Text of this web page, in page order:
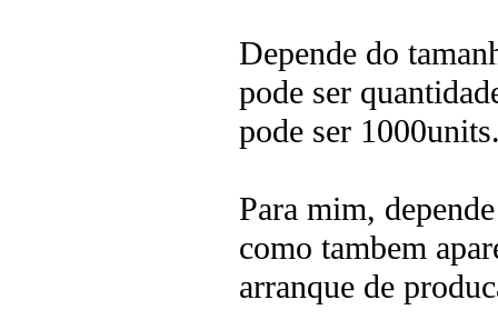
Depende do
pode ser
pode ser
Para mim,
como tambem
arranque de